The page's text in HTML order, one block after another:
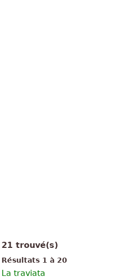
21 trouvé(s)
Résultats 1 à 20
La traviata